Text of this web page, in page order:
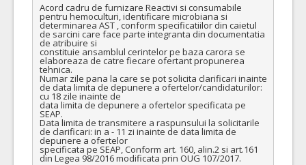
Acord cadru de furnizare Reactivi si consumabile
pentru hemoculturi, identificare microbiana si
determinarea AST , conform specificatiilor din caietul
de sarcini care face parte integranta din documentatia
de atribuire si
constituie ansamblul cerintelor pe baza carora se
elaboreaza de catre fiecare ofertant propunerea
tehnica.
Numar zile pana la care se pot solicita clarificari inainte
de data limita de depunere a ofertelor/candidaturilor:
cu 18 zile inainte de
data limita de depunere a ofertelor specificata pe
SEAP.
Data limita de transmitere a raspunsului la solicitarile
de clarificari: in a - 11 zi inainte de data limita de
depunere a ofertelor
specificata pe SEAP, Conform art. 160, alin.2 si art.161
din Legea 98/2016 modificata prin OUG 107/2017.